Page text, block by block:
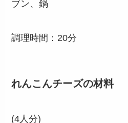
ブン、鍋
調理時間：20分
れんこんチーズの材料
(4人分)